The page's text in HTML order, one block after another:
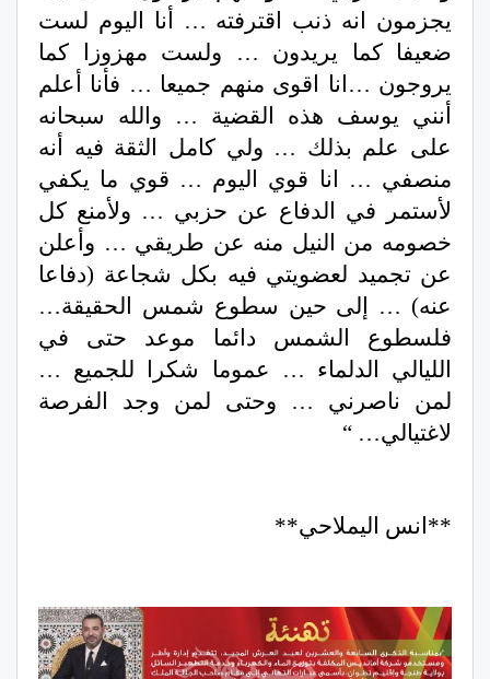
يجزمون انه ذنب اقترفته … أنا اليوم لست
ضعيفا كما يريدون … ولست مهزوزا كما
يروجون …انا اقوى منهم جميعا … فأنا أعلم
أنني يوسف هذه القضية … والله سبحانه
على علم بذلك … ولي كامل الثقة فيه أنه
منصفي … انا قوي اليوم … قوي ما يكفي
لأستمر في الدفاع عن حزبي … ولأمنع كل
خصومه من النيل منه عن طريقي … وأعلن
عن تجميد لعضويتي فيه بكل شجاعة (دفاعا
عنه) … إلى حين سطوع شمس الحقيقة…
فلسطوع الشمس دائما موعد حتى في
الليالي الدلماء … عموما شكرا للجميع …
لمن ناصرني … وحتى لمن وجد الفرصة
لاغتيالي… “
**انس اليملاحي**